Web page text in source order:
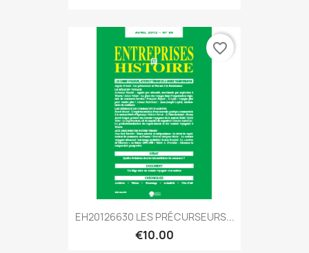
EH20126630 LES PRÉCURSEURS...
€10.00
favorite_border